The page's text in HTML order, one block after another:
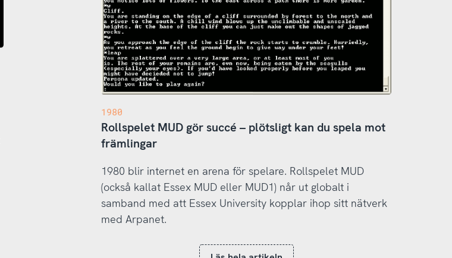
1980
Rollspelet MUD gör succé – plötsligt kan du spela mot
främlingar
1980 blir internet en arena för spelare. Rollspelet MUD
(också kallat Essex MUD eller MUD1) når ut globalt i
samband med att Essex University kopplar ihop sitt nätverk
med Arpanet.